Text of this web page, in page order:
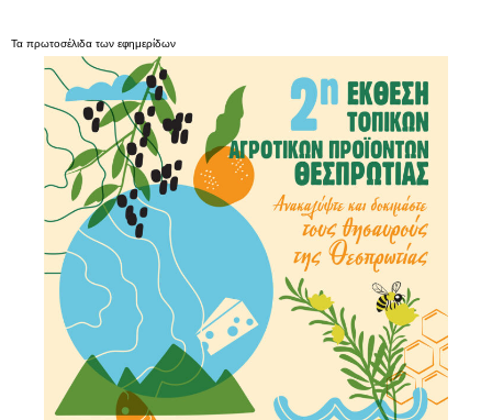
Τα πρωτοσέλιδα των εφημερίδων